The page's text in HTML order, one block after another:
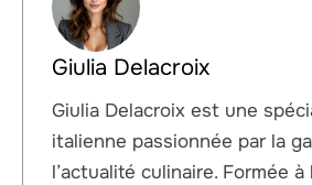
Giulia Delacroix
Giulia Delacroix est une
italienne passionnée par la
l’actualité culinaire. Formée à